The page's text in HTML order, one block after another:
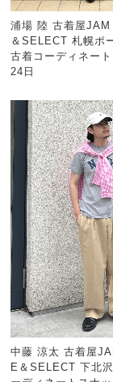
浦場 陸 古着屋
＆SELECT 札幌ポ
古着コーディネー
24日
中藤 涼太 古着屋
E＆SELECT 下北